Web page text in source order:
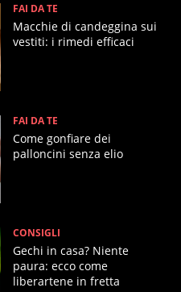
FAI DA TE
Macchie di candeggina sui
vestiti: i rimedi efficaci
FAI DA TE
Come gonfiare dei
palloncini senza elio
CONSIGLI
Gechi in casa? Niente
paura: ecco come
liberartene in fretta